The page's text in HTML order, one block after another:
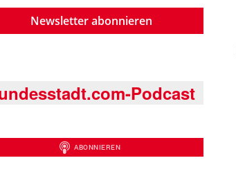
Newsletter abonnieren
Podcast